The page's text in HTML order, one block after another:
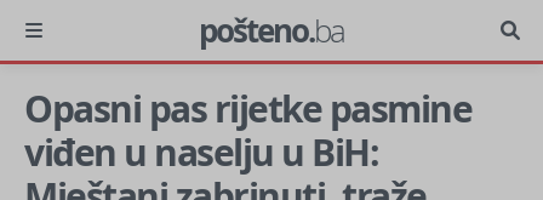
pošteno.ba
Opasni pas rijetke pasmine
viđen u naselju u BiH: